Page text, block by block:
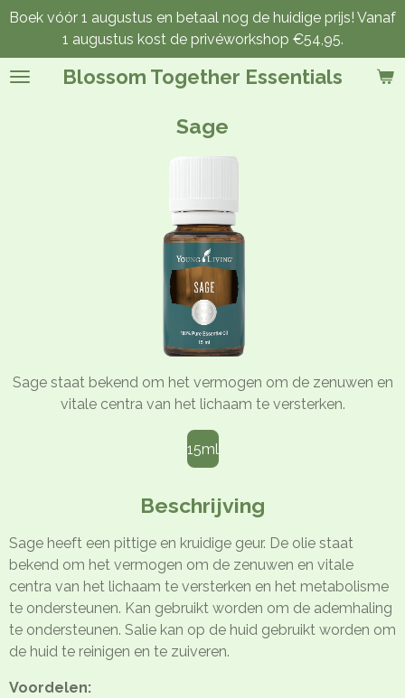
Ga
naar
de
Blossom Together Essentials
Boek vóór 1 augustus en betaal nog de huidige prijs! Vanaf
1 augustus kost de privéworkshop €54,95.
Sage
Sage staat bekend om het vermogen om de zenuwen en
vitale centra van het lichaam te versterken.
15ml
Beschrijving
Sage heeft een pittige en kruidige geur. De olie staat
bekend om het vermogen om de zenuwen en vitale
centra van het lichaam te versterken en het metabolisme
te ondersteunen. Kan gebruikt worden om de ademhaling
te ondersteunen. Salie kan op de huid gebruikt worden om
de huid te reinigen en te zuiveren.
Voordelen: